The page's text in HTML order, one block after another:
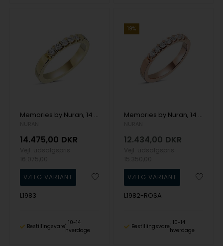
Memories by Nuran, 14 karat guld 2,8 mm ring med 5 x 0,05 ct brillanter og total 0,25 ct
14.475,00 DKR
L1983
Bestillingsvare
10-14
hverdage
19%
Memories by Nuran, 14 karat rosaguld 2,6 mm ring med 7 x 0,04 ct brillanter, ialt 0,28 ct
12.434,00 DKR
L1982-ROSA
Bestillingsvare
10-14
hverdage